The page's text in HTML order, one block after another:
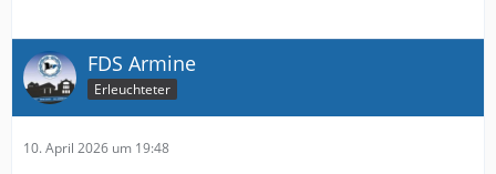
FDS Armine
Erleuchteter
10. April 2026 um 19:48